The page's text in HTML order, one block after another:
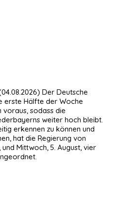
Der Deutsche
erste Hälfte der Woche
sodass die
weiter hoch bleibt.
erkennen zu können und
hat die Regierung von
Mittwoch, 5. August, vier